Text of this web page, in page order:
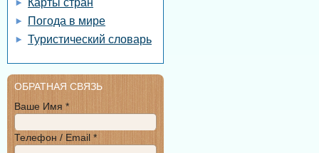
Карты стран
Погода в мире
Туристический словарь
ОБРАТНАЯ СВЯЗЬ
Ваше Имя *
Телефон / Email *